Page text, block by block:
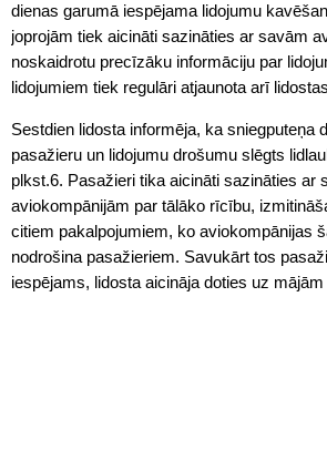
dienas garumā iespējama lidojumu
joprojām tiek aicināti sazināties ar savām
noskaidrotu precīzāku informāciju par
lidojumiem tiek regulāri atjaunota arī
Sestdien lidosta informēja, ka sniegputeņa
pasažieru un lidojumu drošumu slēgts
plkst.6. Pasažieri tika aicināti sazināties ar
aviokompānijām par tālāko rīcību,
citiem pakalpojumiem, ko aviokompānijas
nodrošina pasažieriem. Savukārt tos
iespējams, lidosta aicināja doties uz